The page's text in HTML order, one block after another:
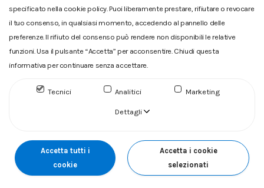
Glossario|Privacy|Cookie|Reclamo
fiscale 00304790538 (P.IVA) già iscritta al n.10.029 - Capitale
specificato nella cookie policy. Puoi liberamente prestare, rifiutare o revocare
il tuo consenso, in qualsiasi momento, accedendo al pannello delle
preferenze. Il rifiuto del consenso può rendere non disponibili le relative
funzioni. Usa il pulsante “Accetta” per acconsentire. Chiudi questa
informativa per continuare senza accettare.
Tecnici Analitici Marketing
Dettagli
Accetta tutti i
cookie
Accetta i cookie
selezionati